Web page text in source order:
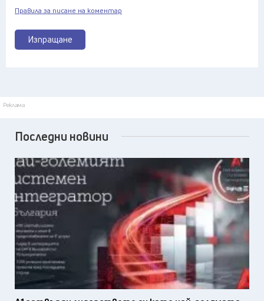
Изпращане
Правила за писане на коментар
Реклама
Последни новини